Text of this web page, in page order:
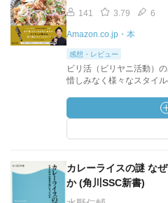
141 3.79 6
Amazon.co.jp・本
感想・レビュー
ビリ活（ビリヤニ活動）
惜しみなく様々なスタイ
カレーライスの謎 な
か (角川SSC新書)